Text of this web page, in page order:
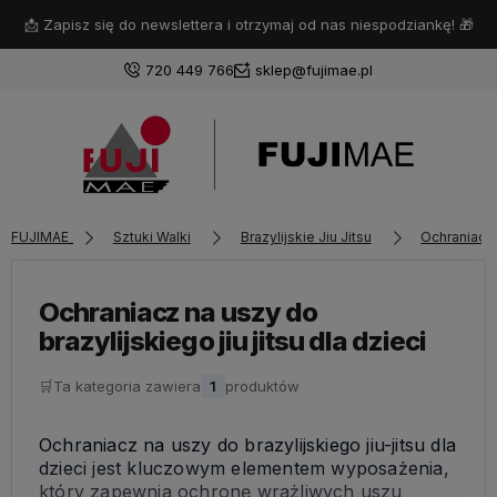
📩 Zapisz się do newslettera i otrzymaj od nas niespodziankę! 🎁
720 449 766 sklep@fujimae.pl
Załóż konto
Wybierz coś dla siebie z naszej aktualnej oferty lub
zaloguj się, aby przywrócić dodane produkty do listy
FUJIMAE Sztuki Walki Brazylijskie Jiu Jitsu
Ochraniacz na uszy do
brazylijskiego jiu jitsu dla dzieci
🛒Ta kategoria zawiera 1 produktów
Ochraniacz na uszy do brazylijskiego jiu-jitsu dla
dzieci jest kluczowym elementem wyposażenia,
który zapewnia ochronę wrażliwych uszu